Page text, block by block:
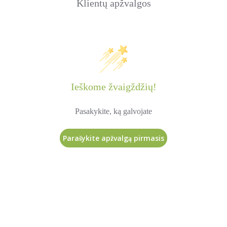
Klientų apžvalgos
Ieškome žvaigždžių!
Pasakykite, ką galvojate
Parašykite apžvalgą pirmasis